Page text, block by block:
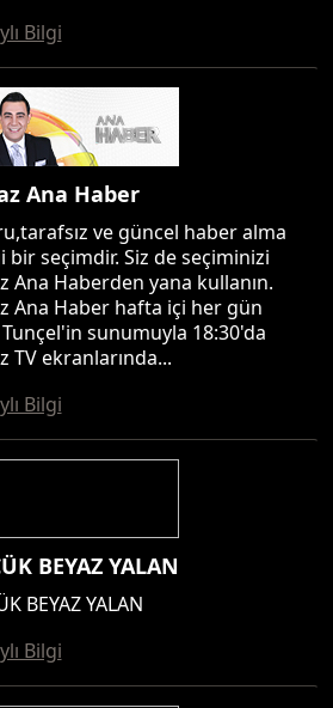
Bilgi
Ana Haber
ve güncel haber alma
bir seçimdir. Siz de seçiminizi
Ana Haberden yana kullanın.
Ana Haber hafta içi her gün
sunumuyla 18:30'da
TV ekranlarında...
Bilgi
BEYAZ YALAN
BEYAZ YALAN
Bilgi